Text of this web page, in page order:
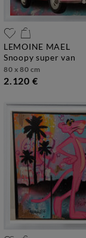
LEMOINE MAEL
snoopy super van
80 x 80 cm
2.120 €